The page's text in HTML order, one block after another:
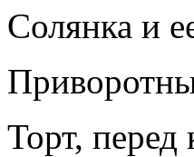
Солянка и
Торт, перед